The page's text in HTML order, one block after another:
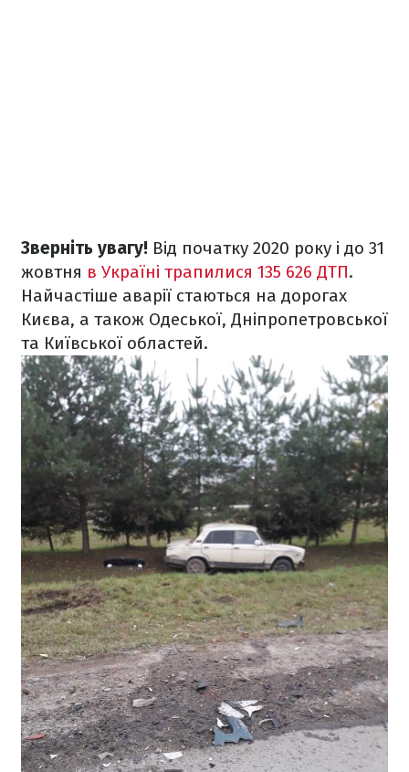
Зверніть увагу! Від початку 2020 року і до 31
жовтня в Україні трапилися 135 626 ДТП.
Найчастіше аварії стаються на дорогах
Києва, а також Одеської, Дніпропетровської
та Київської областей.